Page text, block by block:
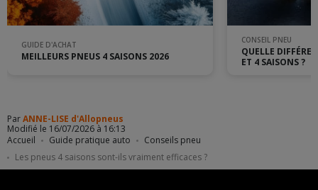
Accueil Guide pratique auto
Conseils pneu
Les pneus 4 saisons sont-ils vraiment efficaces ?
GUIDE D'ACHAT
MEILLEURS PNEUS 4 SAISONS 2026
CONSEIL PNEU
QUELLE
ET 4 SAISONS ?
ParANNE-LISE d'Allopneus
Modifié le 16/07/2026 à 16:13